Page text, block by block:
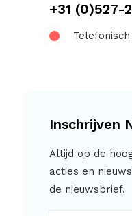
+31 (0)527-
Inschrijven
Altijd op de
acties en
de nieuwsbrief.